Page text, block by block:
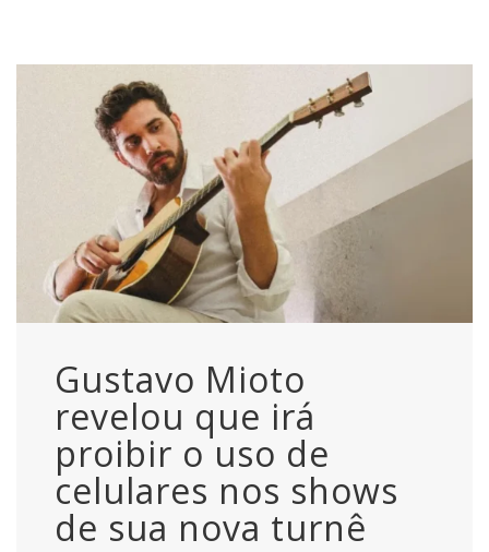
Gustavo Mioto
revelou que irá
proibir o uso de
celulares nos shows
de sua nova turnê